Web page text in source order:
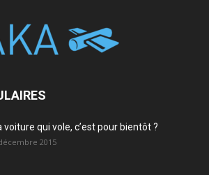
voiture qui vole, c’est pour bientôt ?
2015